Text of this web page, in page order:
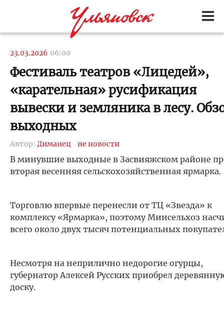
23.03.2026 06:00
Фестиваль театров «Лицедей»,
«карательная» русификация
вывески и земляника в лесу.
выходных
Автор: Диманец не новости
В минувшие выходные в Засвияжском районе
вторая весенняя сельскохозяйственная ярмарка.
Торговлю впервые перенесли от ТЦ «Звезда» к
комплексу «Ярмарка», поэтому Минсельхоз
всего около двух тысяч потенциальных
Несмотря на неприлично недорогие огурцы,
губернатор Алексей Русских приобрел
доску.